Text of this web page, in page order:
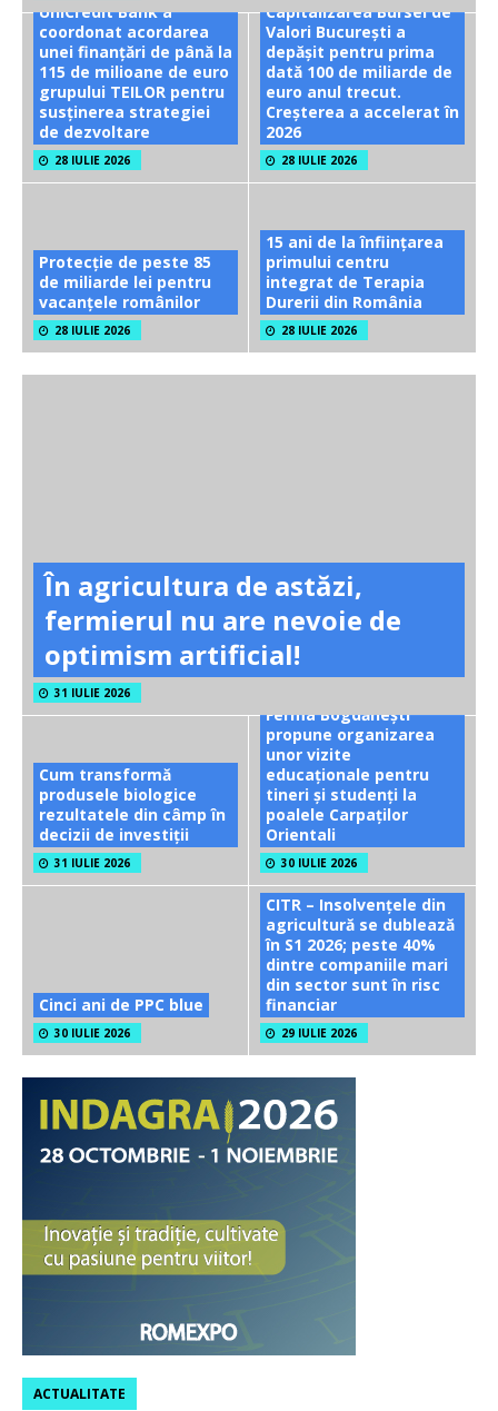
UniCredit Bank a
coordonat acordarea
unei finanțări de până la
115 de milioane de euro
grupului TEILOR pentru
susținerea strategiei
de dezvoltare
28 IULIE 2026
Capitalizarea Bursei de
Valori București a
depășit pentru prima
dată 100 de miliarde de
euro anul trecut.
Creșterea a accelerat în
2026
28 IULIE 2026
Protecție de peste 85
de miliarde lei pentru
vacanțele românilor
28 IULIE 2026
15 ani de la înființarea
primului centru
integrat de Terapia
Durerii din România
28 IULIE 2026
În agricultura de astăzi,
fermierul nu are nevoie de
optimism artificial!
31 IULIE 2026
Cum transformă
produsele biologice
rezultatele din câmp în
decizii de investiții
31 IULIE 2026
Ferma Bogdănești
propune organizarea
unor vizite
educaționale pentru
tineri și studenți la
poalele Carpaților
Orientali
30 IULIE 2026
Cinci ani de PPC blue
30 IULIE 2026
CITR – Insolvențele din
agricultură se dublează
în S1 2026; peste 40%
dintre companiile mari
din sector sunt în risc
financiar
29 IULIE 2026
ACTUALITATE